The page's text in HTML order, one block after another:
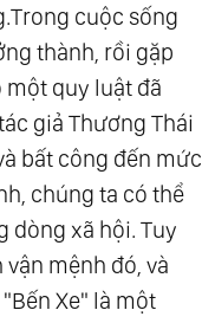
cuộc sống
thành, rồi gặp
quy luật đã
giả Thương Thái
bất công đến mức
chúng ta có thể
dòng xã hội. Tuy
mệnh đó, và
Xe" là một